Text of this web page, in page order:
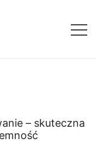
– skuteczna